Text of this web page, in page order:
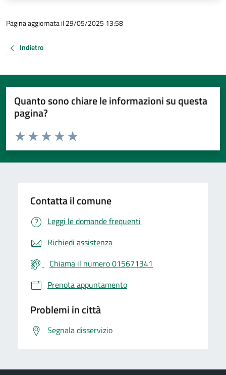
Pagina aggiornata il 29/05/2025 13:58
Indietro
Quanto sono chiare le informazioni su questa
pagina?
Valuta da 1 a 5 stelle la pagina
Valuta 5 stelle su 5
Valuta 4 stelle su 5
Valuta 3 stelle su 5
Valuta 2 stelle su 5
Valuta 1 stelle su 5
Contatta il comune
Leggi le domande frequenti
Richiedi assistenza
Chiama il numero 015671341
Prenota appuntamento
Problemi in città
Segnala disservizio